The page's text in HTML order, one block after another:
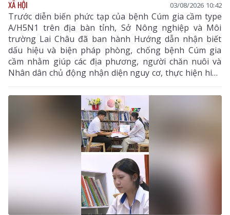
XÃ HỘI 03/08/2026 10:42
Trước diễn biến phức tạp của bệnh Cúm gia cầm type
A/H5N1 trên địa bàn tỉnh, Sở Nông nghiệp và Môi
trường Lai Châu đã ban hành Hướng dẫn nhận biết
dấu hiệu và biện pháp phòng, chống bệnh Cúm gia
cầm nhằm giúp các địa phương, người chăn nuôi và
Nhân dân chủ động nhận diện nguy cơ, thực hiện hiệu
quả các biện pháp phòng, chống dịch, hạn chế lây lan,
bảo vệ đàn gia cầm, sức khỏe cộng đồng và ổn định
sản xuất chăn nuôi. Hướng dẫn tập trung vào các nội
dung chính gồm: đặc điểm dịch tễ của bệnh, dấu hiệu
nhận biết, các biện pháp phòng bệnh, tiêm phòng vắc
xin, giám sát, xử lý ổ dịch và trách nhiệm của chính
quyền, người chăn nuôi, người tiêu dùng trong công